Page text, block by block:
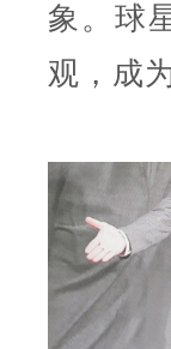
象。球
观，成